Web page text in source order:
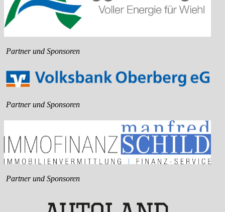
Partner und Sponsoren
Partner und Sponsoren
Partner und Sponsoren